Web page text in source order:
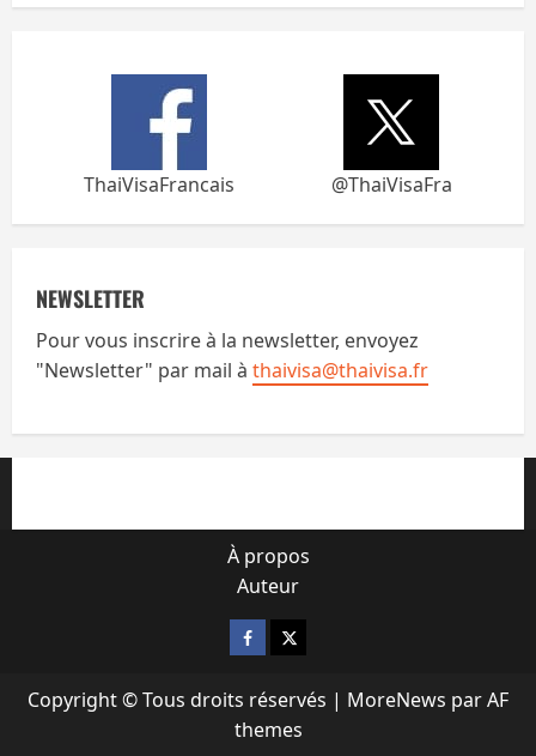
ThaiVisaFrancais @ThaiVisaFra
NEWSLETTER
Pour vous inscrire à la newsletter, envoyez
"Newsletter" par mail à thaivisa@thaivisa.fr
À propos
Auteur
Facebook
X
Copyright © Tous droits réservés | MoreNews par AF
themes